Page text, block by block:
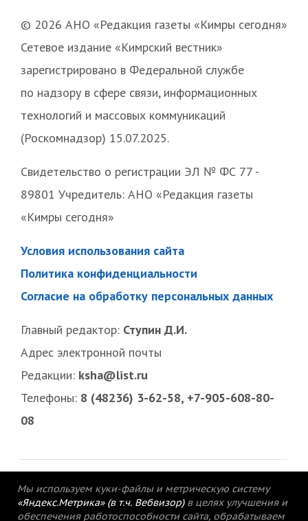
© 2026 АНО «Редакция газеты «Кимры сегодня»
Сетевое издание «Кимрский вестник»
зарегистрировано в Федеральной службе
по надзору в сфере связи, информационных
технологий и массовых коммуникаций
(Роскомнадзор) 15.07.2025.
Свидетельство о регистрации ЭЛ № ФС 77 -
89801 Учредитель: АНО «Редакция газеты
«Кимры сегодня»
Условия использования сайта
Политика конфиденциальности
Согласие на обработку персональных данных
Главный редактор: Ступин Д.И.
Адрес электронной почты
Редакции: ksha@list.ru
Телефоны: 8 (48236) 3-62-58, +7-905-608-80-
08
Мы используем куки-файлы и метрическую систему
«Яндекс.Метрика» (в т.ч. Вебвизор) в целях улучшения и
обеспечения работоспособности сайта, обрабатываем